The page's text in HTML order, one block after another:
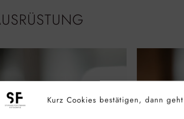
Kurz Cookies bestätigen, dann